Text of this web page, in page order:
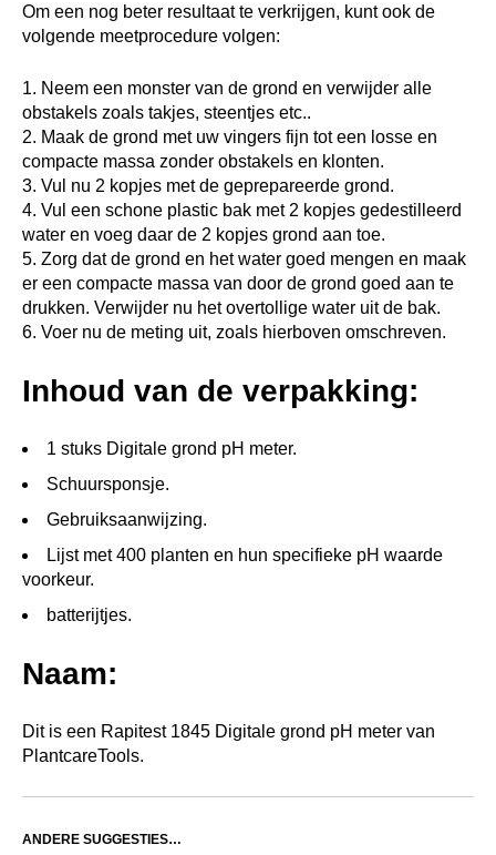
Om een nog beter resultaat te verkrijgen, kunt ook de
volgende meetprocedure volgen:
1. Neem een monster van de grond en verwijder alle
obstakels zoals takjes, steentjes etc..
2. Maak de grond met uw vingers fijn tot een losse en
compacte massa zonder obstakels en klonten.
3. Vul nu 2 kopjes met de geprepareerde grond.
4. Vul een schone plastic bak met 2 kopjes gedestilleerd
water en voeg daar de 2 kopjes grond aan toe.
5. Zorg dat de grond en het water goed mengen en maak
er een compacte massa van door de grond goed aan te
drukken. Verwijder nu het overtollige water uit de bak.
6. Voer nu de meting uit, zoals hierboven omschreven.
Inhoud van de verpakking:
1 stuks Digitale grond pH meter.
Schuursponsje.
Gebruiksaanwijzing.
Lijst met 400 planten en hun specifieke pH waarde
voorkeur.
batterijtjes.
Naam:
Dit is een Rapitest 1845 Digitale grond pH meter van
PlantcareTools.
ANDERE SUGGESTIES…